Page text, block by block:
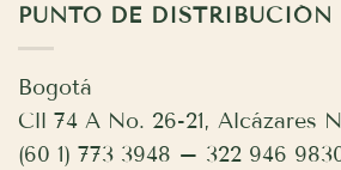
PUNTO DE DISTRIBUCIÓN
Bogotá
Cll 74 A No. 26-21, Alcázares
(60 1) 773 3948 – 322 946